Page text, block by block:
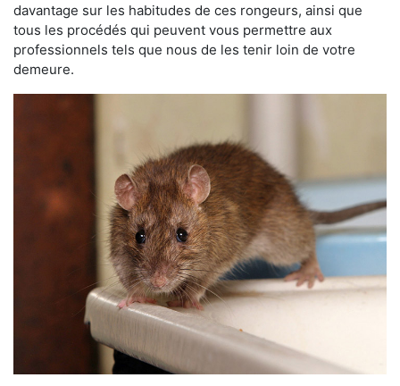
davantage sur les habitudes de ces rongeurs, ainsi que
tous les procédés qui peuvent vous permettre aux
professionnels tels que nous de les tenir loin de votre
demeure.